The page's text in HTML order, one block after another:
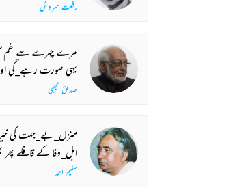
رفعت سروش
مرے چہرے سے غم
یہی صورت رہے_گی اور
صدیق مجیبی
منزل_بے_جہت کی
اہل_وفا کے قافلے
سلیم احمد